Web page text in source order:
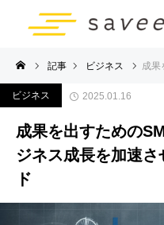
記事 ビジネス 成果を出
ビジネス 2025.01.16
成果を出すための
ジネス成長を加速
ド